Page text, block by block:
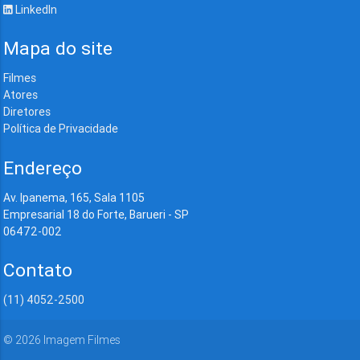
LinkedIn
Mapa do site
Filmes
Atores
Diretores
Política de Privacidade
Endereço
Av. Ipanema, 165, Sala 1105
Empresarial 18 do Forte, Barueri - SP
06472-002
Contato
(11) 4052-2500
© 2026 Imagem Filmes